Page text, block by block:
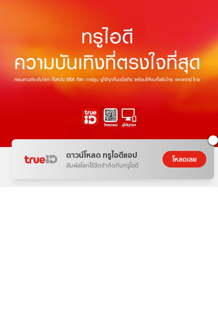
ดาวน์โหลด ทรูไอดีแอป
สัมผัสโลกไร้ขีดจำกัดกับทรูไอดี
โหลดเลย